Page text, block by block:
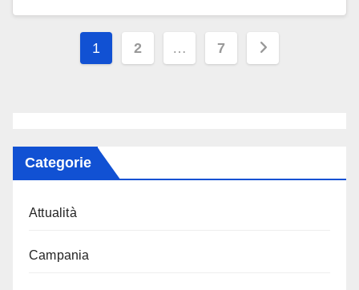
Paginazione
1 2 … 7
Categorie
Attualità
Campania